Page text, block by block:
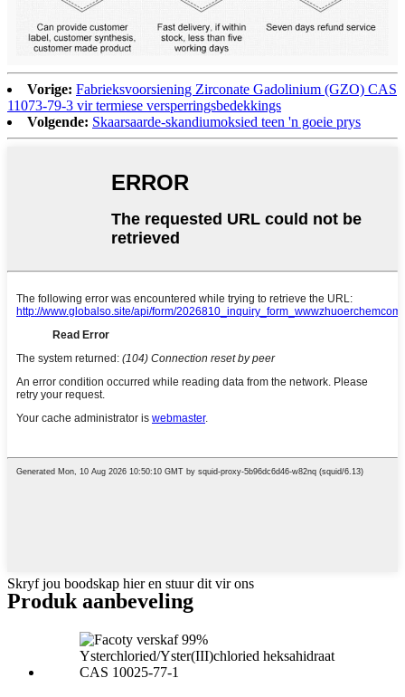
Vorige: Fabrieksvoorsiening Zirconate Gadolinium (GZO) CAS
11073-79-3 vir termiese versperringsbedekkings
Volgende: Skaarsaarde-skandiumoksied teen 'n goeie prys
Skryf jou boodskap hier en stuur dit vir ons
Produk aanbeveling